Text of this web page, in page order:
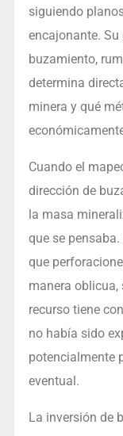
siguiendo
encajonante.
buzamiento,
determina
minera y qué
Cuando el
dirección de
la masa
que se
que
manera oblicua,
recurso tiene
no había sido
potencialmente
eventual.
La inversión de